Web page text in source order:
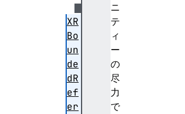
ニ
テ
ィ
ー
の
尽
力
で
XR
Bo
un
de
dR
ef
er